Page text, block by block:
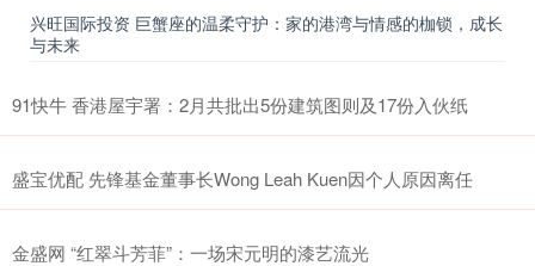
兴旺国际投资 巨蟹座的温柔守护：家的港湾与情感的枷锁，成长
与未来
91快牛 香港屋宇署：2月共批出5份建筑图则及17份入伙纸
盛宝优配 先锋基金董事长Wong Leah Kuen因个人原因离任
金盛网 “红翠斗芳菲”：一场宋元明的漆艺流光